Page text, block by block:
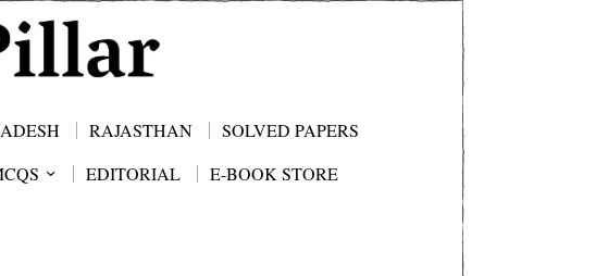
RAJASTHAN
SOLVED PAPERS
EDITORIAL
E-BOOK STORE